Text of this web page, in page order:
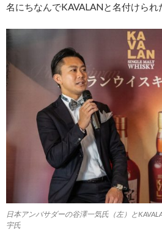
名にちなんでKAVALANと名付けられ
日本アンバサダーの谷澤一気氏（左）と
宇氏